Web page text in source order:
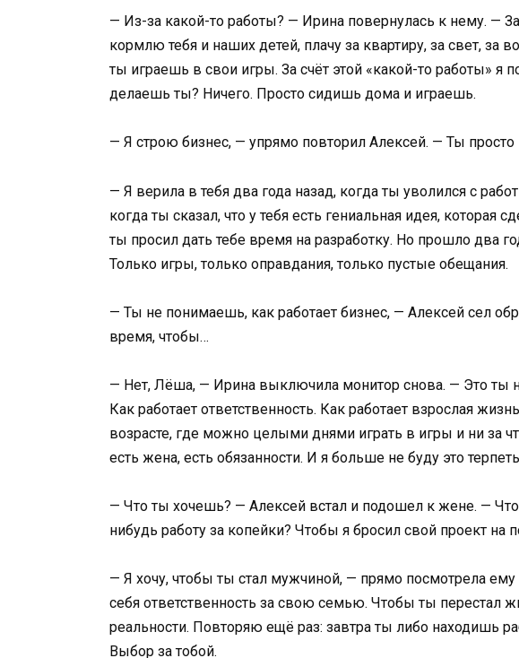
— Из-за какой-то работы? — Ирина повернулась к нему. —
кормлю тебя и наших детей, плачу за квартиру, за свет, за
ты играешь в свои игры. За счёт этой «какой-то работы» я
делаешь ты? Ничего. Просто сидишь дома и играешь.
— Я строю бизнес, — упрямо повторил Алексей. — Ты
— Я верила в тебя два года назад, когда ты уволился с
когда ты сказал, что у тебя есть гениальная идея, которая
ты просил дать тебе время на разработку. Но прошло два
Только игры, только оправдания, только пустые обещания.
— Ты не понимаешь, как работает бизнес, — Алексей сел
время, чтобы…
— Нет, Лёша, — Ирина выключила монитор снова. — Это ты
Как работает ответственность. Как работает взрослая
возрасте, где можно целыми днями играть в игры и ни за
есть жена, есть обязанности. И я больше не буду это
— Что ты хочешь? — Алексей встал и подошел к жене. —
нибудь работу за копейки? Чтобы я бросил свой проект на
— Я хочу, чтобы ты стал мужчиной, — прямо посмотрела
себя ответственность за свою семью. Чтобы ты перестал
реальности. Повторяю ещё раз: завтра ты либо находишь
Выбор за тобой.